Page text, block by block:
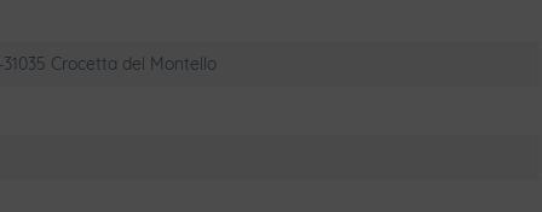
31035 Crocetta del Montello